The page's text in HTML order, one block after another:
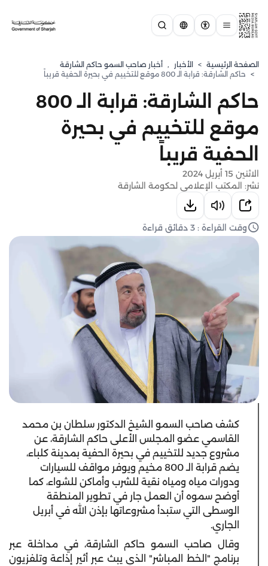
الصفحة الرئيسية > الأخبار , أخبار صاحب السمو حاكم الشارقة
> حاكم الشارقة: قرابة الـ 800 موقع للتخييم في بحيرة الحفية قريباً
حاكم الشارقة: قرابة الـ 800
موقع للتخييم في بحيرة
الحفية قريباً
الاثنين 15 أبريل 2024
نشر: المكتب الإعلامي لحكومة الشارقة
وقت القراءة : 3 دقائق قراءة
كشف صاحب السمو الشيخ الدكتور سلطان بن محمد
القاسمي عضو المجلس الأعلى حاكم الشارقة، عن
مشروع جديد للتخييم في بحيرة الحفية بمدينة كلباء،
يضم قرابة الـ 800 مخيم ويوفر مواقف للسيارات
ودورات مياه ومياه نقية للشرب وأماكن للشواء، كما
أوضح سموه أن العمل جار في تطوير المنطقة
الوسطى التي ستبدأ مشروعاتها بإذن الله في أبريل
الجاري.
وقال صاحب السمو حاكم الشارقة، في مداخلة عبر
برنامج "الخط المباشر" الذي يبث عبر أثير إذاعة وتلفزيون